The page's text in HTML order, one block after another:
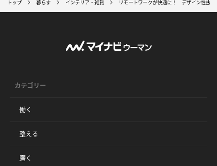
トップ 暮らす インテリア・雑貨 リモートワークが快適に！ デザイン性抜群
カテゴリー
働く
整える
磨く